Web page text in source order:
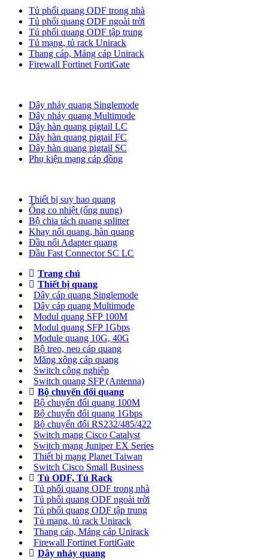
Tủ phối quang ODF trong nhà
Tủ phối quang ODF ngoài trời
Tủ phối quang ODF tập trung
Tủ mạng, tủ rack Unirack
Thang cáp, Máng cáp Unirack
Firewall Fortinet FortiGate
Dây nhảy quang Singlemode
Dây nhảy quang Multimode
Dây hàn quang pigtail LC
Dây hàn quang pigtail FC
Dây hàn quang pigtail SC
Phụ kiện mạng cáp đồng
Thiết bị suy hao quang
Ống co nhiệt (ống nung)
Bộ chia tách quang splitter
Khay nối quang, hàn quang
Đầu nối Adapter quang
Đầu Fast Connector SC LC
Trang chủ
Thiết bị quang
Dây cáp quang Singlemode
Dây cáp quang Multimode
Modul quang SFP 100M
Modul quang SFP 1Gbps
Module quang 10G, 40G
Bộ treo, neo cáp quang
Măng xông cáp quang
Switch công nghiệp
Switch quang SFP (Antenna)
Bộ chuyển đổi quang
Bộ chuyển đổi quang 100M
Bộ chuyển đổi quang 1Gbps
Bộ chuyển đối RS232/485/422
Switch mạng Cisco Catalyst
Switch mạng Juniper EX Series
Thiết bị mạng Planet Taiwan
Switch Cisco Small Business
Tủ ODF, Tủ Rack
Tủ phối quang ODF trong nhà
Tủ phối quang ODF ngoài trời
Tủ phối quang ODF tập trung
Tủ mạng, tủ rack Unirack
Thang cáp, Máng cáp Unirack
Firewall Fortinet FortiGate
Dây nhảy quang